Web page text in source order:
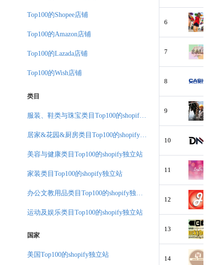
6
7
8
9
10
11
12
13
14
Top100的Shopee店铺
Top100的Amazon店铺
Top100的Lazada店铺
Top100的Wish店铺
类目
美容与健康类目Top100的shopify独立站
家装类目Top100的shopify独立站
运动及娱乐类目Top100的shopify独立站
国家
美国Top100的shopify独立站